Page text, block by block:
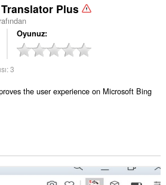
Plus
Oyunuz
3
the user experience on Microsoft Bing